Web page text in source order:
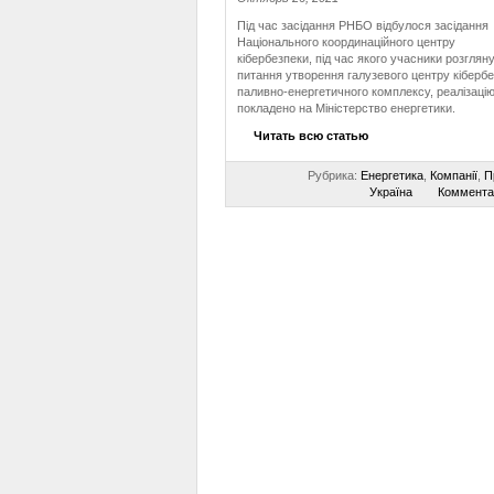
Під час засідання РНБО відбулося засідання
Національного координаційного центру
кібербезпеки, під час якого учасники
питання утворення галузевого центру
паливно-енергетичного комплексу,
покладено на Міністерство енергетики.
Читать всю статью
Рубрика: Енергетика, Компанії,
Україна